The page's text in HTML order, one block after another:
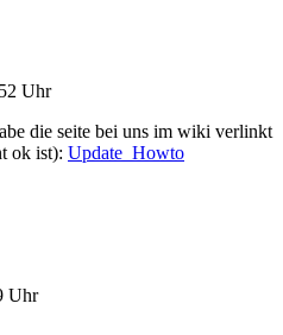
Uhr
die seite bei uns im wiki verlinkt
ok ist): Update_Howto
Uhr